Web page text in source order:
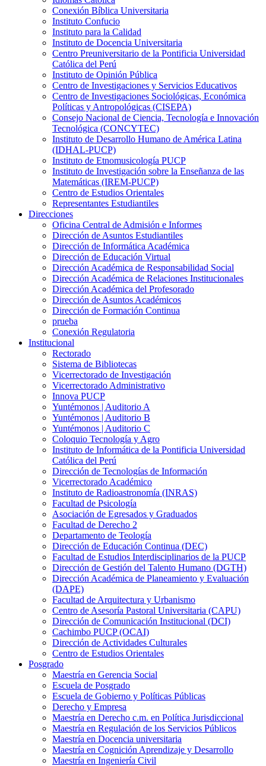
Conexión Bíblica Universitaria
Instituto Confucio
Instituto para la Calidad
Instituto de Docencia Universitaria
Centro Preuniversitario de la Pontificia Universidad
Católica del Perú
Instituto de Opinión Pública
Centro de Investigaciones y Servicios Educativos
Centro de Investigaciones Sociológicas, Económica
Políticas y Antropológicas (CISEPA)
Consejo Nacional de Ciencia, Tecnología e Innovación
Tecnológica (CONCYTEC)
Instituto de Desarrollo Humano de América Latina
(IDHAL-PUCP)
Instituto de Etnomusicología PUCP
Instituto de Investigación sobre la Enseñanza de las
Matemáticas (IREM-PUCP)
Centro de Estudios Orientales
Representantes Estudiantiles
Direcciones
Oficina Central de Admisión e Informes
Dirección de Asuntos Estudiantiles
Dirección de Informática Académica
Dirección de Educación Virtual
Dirección Académica de Responsabilidad Social
Dirección Académica de Relaciones Institucionales
Dirección Académica del Profesorado
Dirección de Asuntos Académicos
Dirección de Formación Continua
prueba
Conexión Regulatoria
Institucional
Rectorado
Sistema de Bibliotecas
Vicerrectorado de Investigación
Vicerrectorado Administrativo
Innova PUCP
Yuntémonos | Auditorio A
Yuntémonos | Auditorio B
Yuntémonos | Auditorio C
Coloquio Tecnología y Agro
Instituto de Informática de la Pontificia Universidad
Católica del Perú
Dirección de Tecnologías de Información
Vicerrectorado Académico
Instituto de Radioastronomía (INRAS)
Facultad de Psicología
Asociación de Egresados y Graduados
Facultad de Derecho 2
Departamento de Teología
Dirección de Educación Continua (DEC)
Facultad de Estudios Interdisciplinarios de la PUCP
Dirección de Gestión del Talento Humano (DGTH)
Dirección Académica de Planeamiento y Evaluación
(DAPE)
Facultad de Arquitectura y Urbanismo
Centro de Asesoría Pastoral Universitaria (CAPU)
Dirección de Comunicación Institucional (DCI)
Cachimbo PUCP (OCAI)
Dirección de Actividades Culturales
Centro de Estudios Orientales
Posgrado
Maestría en Gerencia Social
Escuela de Posgrado
Escuela de Gobierno y Políticas Públicas
Derecho y Empresa
Maestría en Derecho c.m. en Política Jurisdiccional
Maestría en Regulación de los Servicios Públicos
Maestría en Docencia universitaria
Maestría en Cognición Aprendizaje y Desarrollo
Maestría en Ingeniería Civil